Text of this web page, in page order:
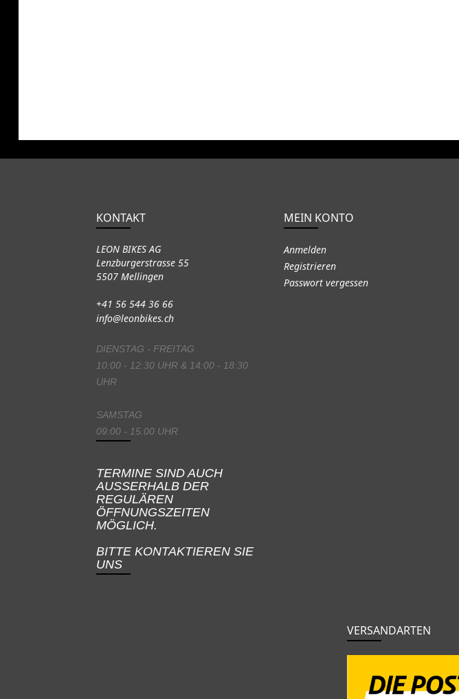
KONTAKT
LEON BIKES AG
Lenzburgerstrasse 55
5507 Mellingen
+41 56 544 36 66
info@leonbikes.ch
DIENSTAG - FREITAG
10:00 - 12:30 UHR & 14:00 - 18:30
UHR
SAMSTAG
09:00 - 15:00 UHR
TERMINE SIND AUCH
AUSSERHALB DER
REGULÄREN
ÖFFNUNGSZEITEN
MÖGLICH.
BITTE KONTAKTIEREN SIE
UNS
MEIN KONTO
Anmelden
Registrieren
Passwort vergessen
VERSANDARTEN